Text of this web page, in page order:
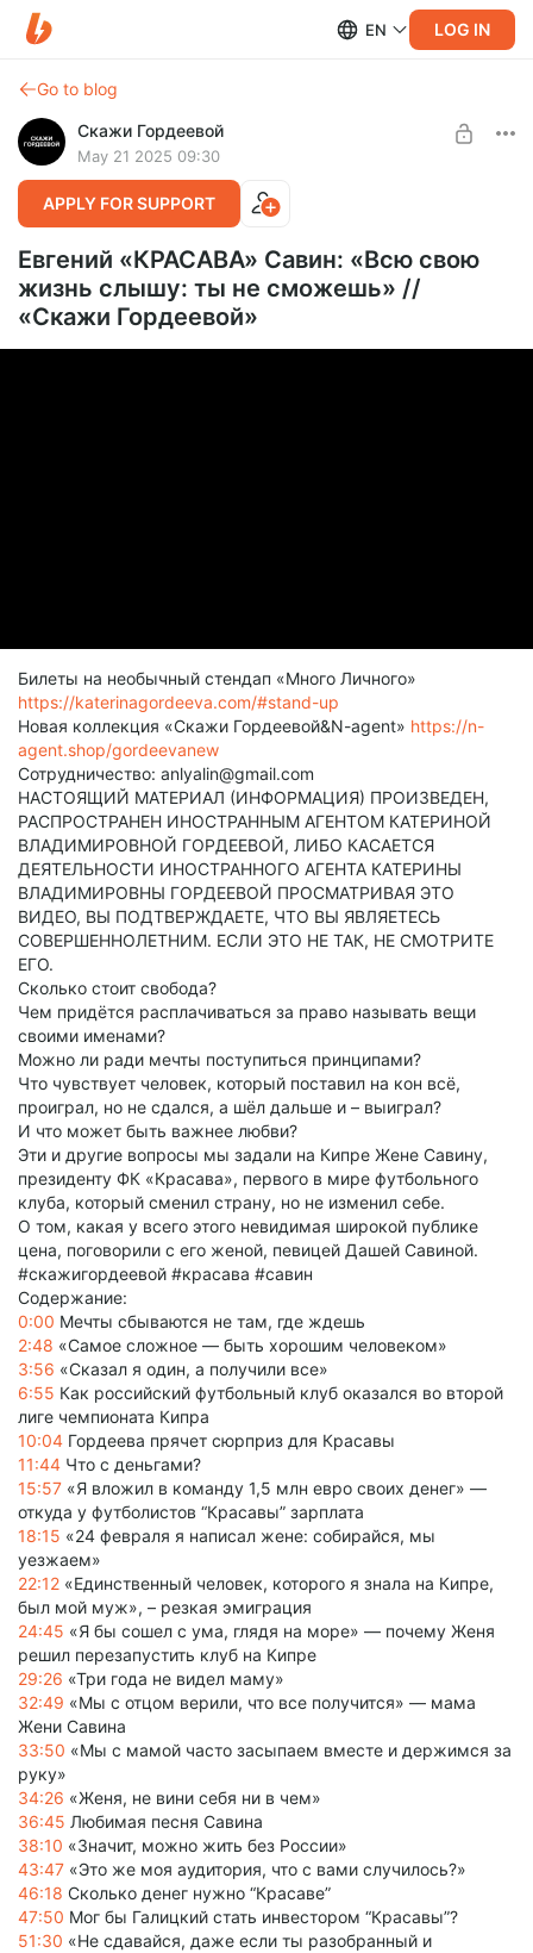
EN LOG IN
Go to blog
Скажи Гордеевой
May 21 2025 09:30
APPLY FOR SUPPORT
Евгений «КРАСАВА» Савин: «Всю свою
жизнь слышу: ты не сможешь» //
«Скажи Гордеевой»
Билеты на необычный стендап «Много Личного»
https://katerinagordeeva.com/#stand-up
Новая коллекция «Скажи Гордеевой&N-agent» https://n-
agent.shop/gordeevanew
Сотрудничество: anlyalin@gmail.com
НАСТОЯЩИЙ МАТЕРИАЛ (ИНФОРМАЦИЯ) ПРОИЗВЕДЕН,
РАСПРОСТРАНЕН ИНОСТРАННЫМ АГЕНТОМ КАТЕРИНОЙ
ВЛАДИМИРОВНОЙ ГОРДЕЕВОЙ, ЛИБО КАСАЕТСЯ
ДЕЯТЕЛЬНОСТИ ИНОСТРАННОГО АГЕНТА КАТЕРИНЫ
ВЛАДИМИРОВНЫ ГОРДЕЕВОЙ ПРОСМАТРИВАЯ ЭТО
ВИДЕО, ВЫ ПОДТВЕРЖДАЕТЕ, ЧТО ВЫ ЯВЛЯЕТЕСЬ
СОВЕРШЕННОЛЕТНИМ. ЕСЛИ ЭТО НЕ ТАК, НЕ СМОТРИТЕ
ЕГО.
Сколько стоит свобода?
Чем придётся расплачиваться за право называть вещи
своими именами?
Можно ли ради мечты поступиться принципами?
Что чувствует человек, который поставил на кон всё,
проиграл, но не сдался, а шёл дальше и – выиграл?
И что может быть важнее любви?
Эти и другие вопросы мы задали на Кипре Жене Савину,
президенту ФК «Красава», первого в мире футбольного
клуба, который сменил страну, но не изменил себе.
О том, какая у всего этого невидимая широкой публике
цена, поговорили с его женой, певицей Дашей Савиной.
#скажигордеевой #красава #савин
Содержание:
0:00 Мечты сбываются не там, где ждешь
2:48 «Самое сложное — быть хорошим человеком»
3:56 «Сказал я один, а получили все»
6:55 Как российский футбольный клуб оказался во второй
лиге чемпионата Кипра
10:04 Гордеева прячет сюрприз для Красавы
11:44 Что с деньгами?
15:57 «Я вложил в команду 1,5 млн евро своих денег» —
откуда у футболистов “Красавы” зарплата
18:15 «24 февраля я написал жене: собирайся, мы
уезжаем»
22:12 «Единственный человек, которого я знала на Кипре,
был мой муж», – резкая эмиграция
24:45 «Я бы сошел с ума, глядя на море» — почему Женя
решил перезапустить клуб на Кипре
29:26 «Три года не видел маму»
32:49 «Мы с отцом верили, что все получится» — мама
Жени Савина
33:50 «Мы с мамой часто засыпаем вместе и держимся за
руку»
34:26 «Женя, не вини себя ни в чем»
36:45 Любимая песня Савина
38:10 «Значит, можно жить без России»
43:47 «Это же моя аудитория, что с вами случилось?»
46:18 Сколько денег нужно “Красаве”
47:50 Мог бы Галицкий стать инвестором “Красавы”?
51:30 «Не сдавайся, даже если ты разобранный и